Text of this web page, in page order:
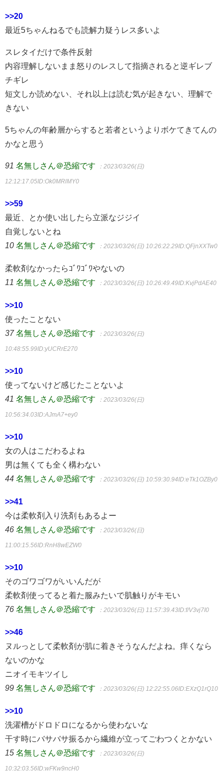
>>20
最近5ちゃんねるでも読解力疑うレス多いよ
スレタイだけで条件反射
内容理解しないまま怒りのレスして指摘されると逆ギレブ
チギレ
短文しか読めない、それ以上は読む気が起きない、理解で
きない
5ちゃんの年齢層からすると若者というよりボケてきてんの
かなと思う
91 名無しさん＠恐縮です ：2023/03/26(日)
12:12:17.05ID:Ok0MRlMY0
>>59
最近、とか使い出したら立派なジジイ
自覚しないとね
10 名無しさん＠恐縮です ：2023/03/26(日) 10:26:22.29ID:QFjnXXTw0
柔軟剤なかったらｺﾞﾜｺﾞﾜやないの
11 名無しさん＠恐縮です ：2023/03/26(日) 10:26:49.49ID:KvjPdAE40
>>10
使ったことない
37 名無しさん＠恐縮です ：2023/03/26(日)
10:48:55.99ID:yUCRrE270
>>10
使ってないけど感じたことないよ
41 名無しさん＠恐縮です ：2023/03/26(日)
10:56:34.03ID:AJmA7+ey0
>>10
女の人はこだわるよね
男は無くても全く構わない
44 名無しさん＠恐縮です ：2023/03/26(日) 10:59:30.94ID:eTk1OZBy0
>>41
今は柔軟剤入り洗剤もあるよー
46 名無しさん＠恐縮です ：2023/03/26(日)
11:00:15.56ID:RnH8wEZW0
>>10
そのゴワゴワがいいんだが
柔軟剤使ってると着た服みたいで肌触りがキモい
76 名無しさん＠恐縮です ：2023/03/26(日) 11:57:39.43ID:f/V3vj7I0
>>46
ヌルっとして柔軟剤が肌に着きそうなんだよね。痒くなら
ないのかな
ニオイモキツイし
99 名無しさん＠恐縮です ：2023/03/26(日) 12:22:55.06ID:EXzQ1rQ10
>>10
洗濯槽がドロドロになるから使わないな
干す時にバサバサ振るから繊維が立ってごわつくとかない
15 名無しさん＠恐縮です ：2023/03/26(日)
10:32:03.56ID:wFKw9ncH0